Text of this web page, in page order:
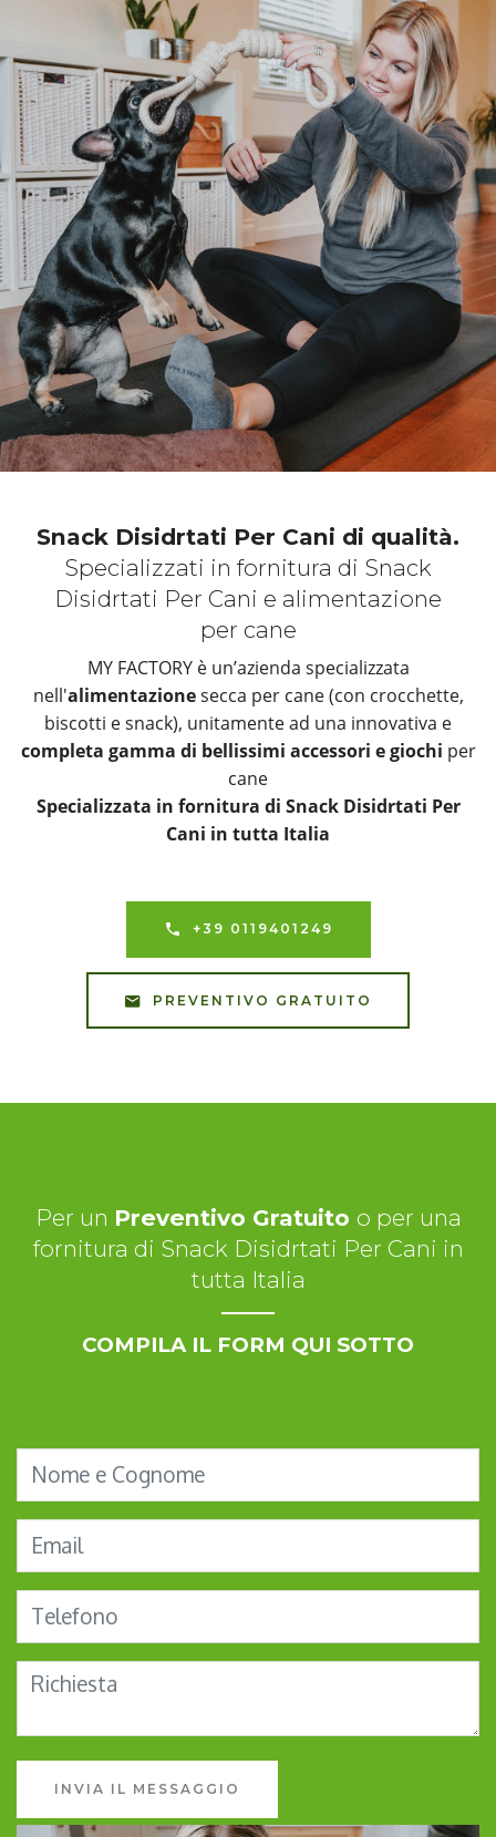
Snack Disidrtati Per Cani di qualità.
Specializzati in fornitura di Snack
Disidrtati Per Cani e alimentazione
per cane
MY FACTORY è un’azienda specializzata
nell'alimentazionesecca per cane (con crocchette,
biscotti e snack), unitamente ad una innovativa e
completa gamma di bellissimi accessori e giochi per
cane
Specializzata in fornitura di Snack Disidrtati Per
Cani in tutta Italia
+39 0119401249
PREVENTIVO GRATUITO
Per un Preventivo Gratuito o per una
fornitura di Snack Disidrtati Per Cani in
tutta Italia
COMPILA IL FORM QUI SOTTO
INVIA IL MESSAGGIO